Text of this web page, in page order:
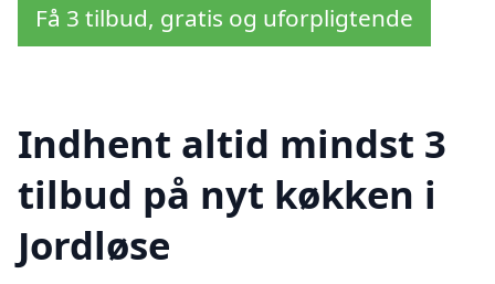
Få 3 tilbud, gratis og uforpligtende
Indhent altid mindst 3
tilbud på nyt køkken i
Jordløse